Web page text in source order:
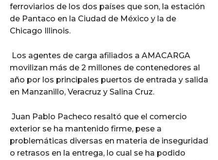
ferroviarios de los dos países que son, la estación
de Pantaco en la Ciudad de México y la de
Chicago Illinois.
Los agentes de carga afiliados a AMACARGA
movilizan más de 2 millones de contenedores al
año por los principales puertos de entrada y salida
en Manzanillo, Veracruz y Salina Cruz.
Juan Pablo Pacheco resaltó que el comercio
exterior se ha mantenido firme, pese a
problemáticas diversas en materia de inseguridad
o retrasos en la entrega, lo cual se ha podido